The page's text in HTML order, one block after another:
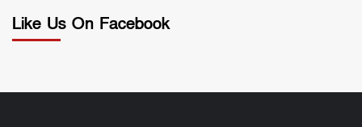
Like Us On Facebook